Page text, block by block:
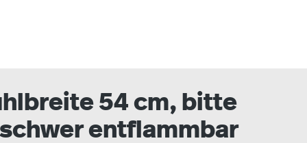
54 cm, bitte
entflammbar